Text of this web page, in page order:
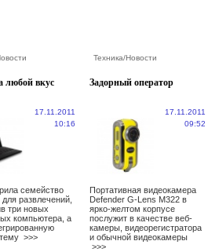
любой вкус
17.11.2011
10:16
семейство
развлечений,
три новых
компьютера, а
>>>
Техника/Новости
Задорный оператор
17.11.2011
09:52
Портативная видеокамера
Defender G-Lens M322 в
ярко-желтом корпусе
послужит в качестве веб-
камеры, видеорегистратора
и обычной видеокамеры
>>>